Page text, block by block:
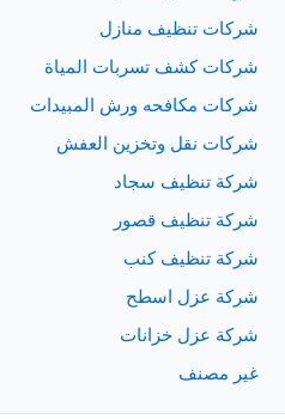
شركات تنظيف منازل
شركات كشف تسربات المياة
شركات مكافحه ورش المبيدات
شركات نقل وتخزين العفش
شركة تنظيف سجاد
شركة تنظيف قصور
شركة تنظيف كنب
شركة عزل اسطح
شركة عزل خزانات
غير مصنف